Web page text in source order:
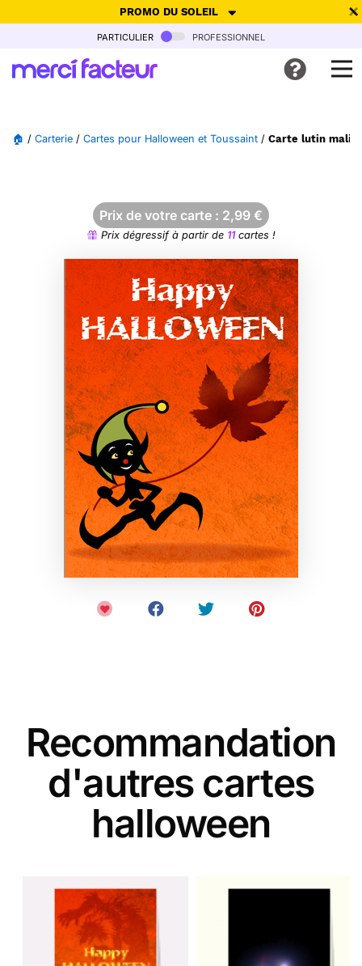
PROMO DU SOLEIL
-30% de réduction avec le code SUMMER26pour envoyer des
Ne plus afficher
particulier professionnel
🏠 / Carterie / Cartes pour Halloween et Toussaint / Carte lutin
Prix de votre carte : 2,99 €
Prix dégressif à partir de 11cartes !
Recommandation
d'autres cartes
halloween